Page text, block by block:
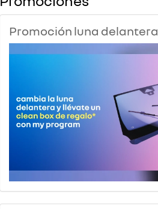
Promoción luna delantera